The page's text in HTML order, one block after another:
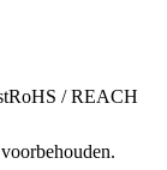
RoHS / REACH